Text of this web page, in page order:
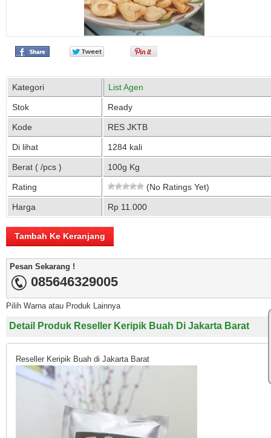
Kategori List Agen
Stok Ready
Kode RES JKTB
Di lihat 1284 kali
Berat ( /pcs ) 100g Kg
Rating (No Ratings Yet)
Harga Rp 11.000
Pesan Sekarang !
085646329005
Pilih Warna atau Produk Lainnya
Detail Produk Reseller Keripik Buah Di Jakarta Barat
Reseller Keripik Buah di Jakarta Barat